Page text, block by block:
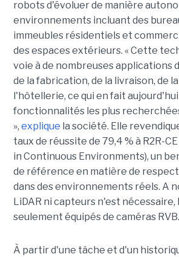
robots d'évoluer de manière
environnements incluant des
immeubles résidentiels et
des espaces extérieurs. « Cette
voie à de nombreuses applications
de la fabrication, de la livraison, de
l'hôtellerie, ce qui en fait
fonctionnalités les plus
», explique la société. Elle
taux de réussite de 79,4 % à R2R-
in Continuous Environments), un
de référence en matière de
dans des environnements réels. A
LiDAR ni capteurs n'est
seulement équipés de caméras RVB.
À partir d'une tâche et d'un